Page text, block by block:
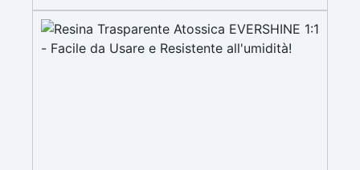
in 12-24h garantendo una superficie lucida e
brillante